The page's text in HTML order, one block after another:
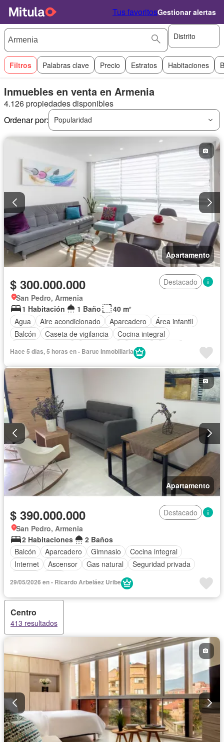
Tus favoritosGestionar alertas
Distrito
Filtros Palabras clave Precio Estratos Habitaciones
Inmuebles en venta en Armenia
4.126 propiedades disponibles
Ordenar por:
Popularidad
Apartamento
$ 300.000.000
Destacado
San Pedro, Armenia
1 Habitación
1 Baño
40 m²
Agua
Aire acondicionado Aparcadero
Área infantil
Balcón
Caseta de vigilancia
Cocina integral
Internet
Vista panorámica
Hace 5 días, 5 horas en - Baruc Inmobiliaria
Apartamento
$ 390.000.000
Destacado
San Pedro, Armenia
2 Habitaciones
2 Baños
Balcón
Aparcadero Gimnasio
Cocina integral
Internet
Ascensor Gas natural
Seguridad privada
29/05/2026 en - Ricardo Arbeláez Uribe
Centro
413 resultados